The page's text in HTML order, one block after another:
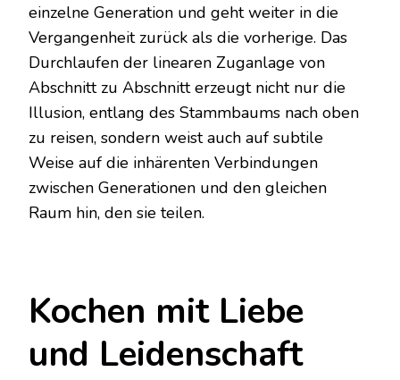
einzelne Generation und geht weiter in die
Vergangenheit zurück als die vorherige. Das
Durchlaufen der linearen Zuganlage von
Abschnitt zu Abschnitt erzeugt nicht nur die
Illusion, entlang des Stammbaums nach oben
zu reisen, sondern weist auch auf subtile
Weise auf die inhärenten Verbindungen
zwischen Generationen und den gleichen
Raum hin, den sie teilen.
Kochen mit Liebe
und Leidenschaft